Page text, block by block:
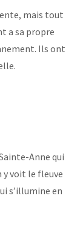
mais tout
a sa propre
Ils ont
Anne qui
y voit le fleuve
s’illumine en